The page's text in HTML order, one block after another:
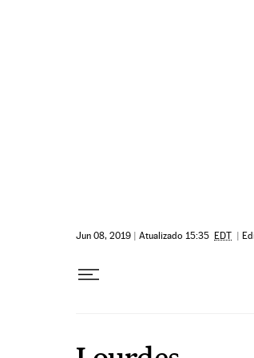
Jun 08, 2019 | Atualizado 15:35 EDT |